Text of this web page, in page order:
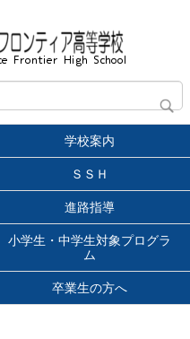
学校案内
ＳＳＨ
進路指導
小学生・中学生対象プログラ
ム
卒業生の方へ